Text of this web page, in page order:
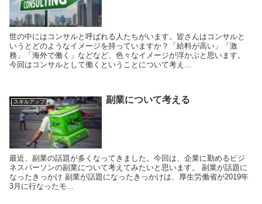
世の中にはコンサルと呼ばれる人たちがいます。皆さんはコンサルと
いうとどのようなイメージを持っていますか？「給料が高い」「激
務」「海外で働く」などなど、色々なイメージが浮かぶと思います。
今回はコンサルとして働くということについて考え...
スキルアップ 副業について考える
最近、副業の話題が多くなってきました。今回は、企業に勤めるビジ
ネスパーソンの副業について考えてみたいと思います。 副業が話題に
なったきっかけ 副業が話題になったきっかけは、厚生労働省が2019年
3月に行なったモ...